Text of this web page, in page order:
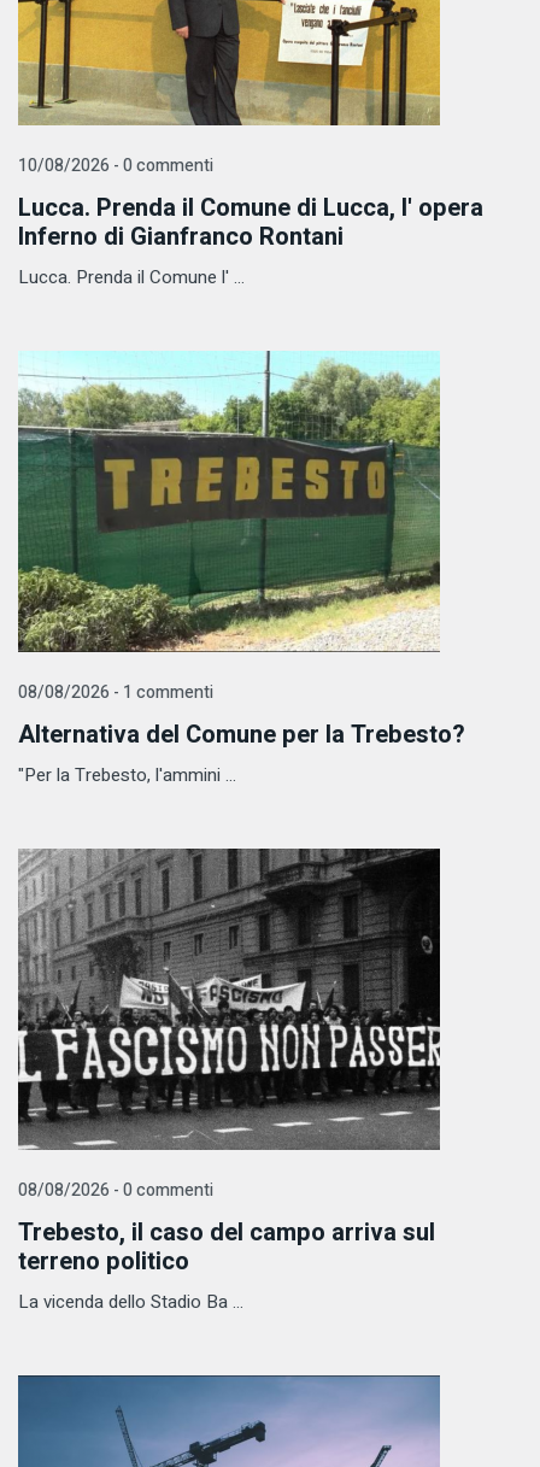
10/08/2026 - 0 commenti
Lucca. Prenda il Comune di Lucca, l' opera
Inferno di Gianfranco Rontani
Lucca. Prenda il Comune l' ...
08/08/2026 - 1 commenti
Alternativa del Comune per la Trebesto?
"Per la Trebesto, l'ammini ...
08/08/2026 - 0 commenti
Trebesto, il caso del campo arriva sul
terreno politico
La vicenda dello Stadio Ba ...